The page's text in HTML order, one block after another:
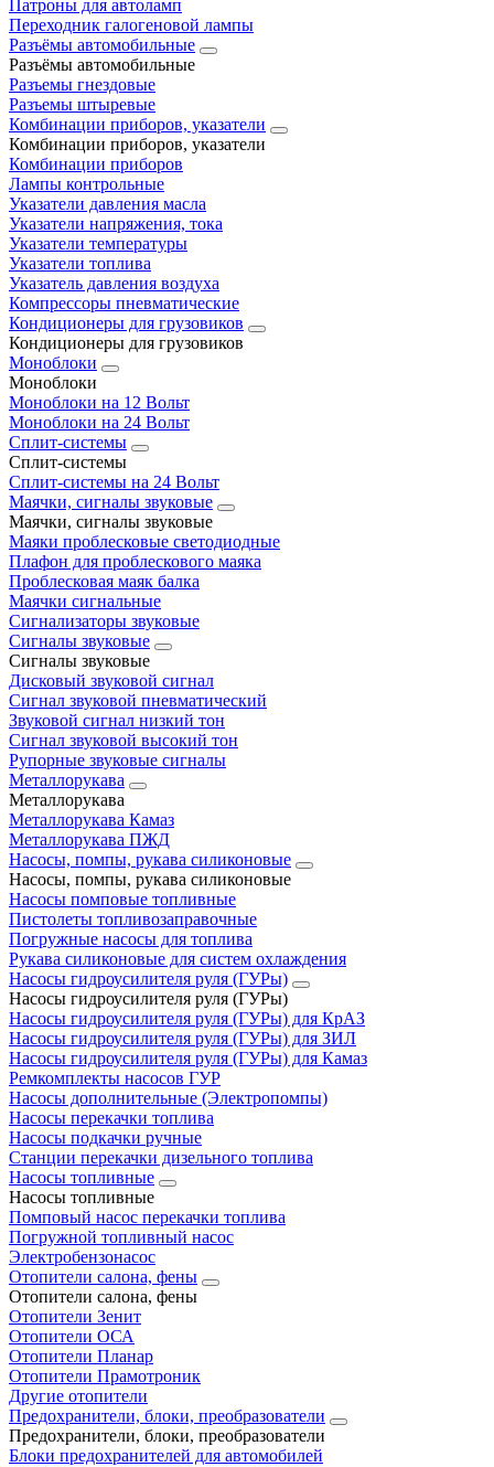
Патроны для автоламп
Переходник галогеновой лампы
Разъёмы автомобильные
Разъёмы автомобильные
Разъемы гнездовые
Разъемы штыревые
Комбинации приборов, указатели
Комбинации приборов, указатели
Комбинации приборов
Лампы контрольные
Указатели давления масла
Указатели напряжения, тока
Указатели температуры
Указатели топлива
Указатель давления воздуха
Компрессоры пневматические
Кондиционеры для грузовиков
Кондиционеры для грузовиков
Моноблоки
Моноблоки
Моноблоки на 12 Вольт
Моноблоки на 24 Вольт
Сплит-системы
Сплит-системы
Сплит‑системы на 24 Вольт
Маячки, сигналы звуковые
Маячки, сигналы звуковые
Маяки проблесковые светодиодные
Плафон для проблескового маяка
Проблесковая маяк балка
Маячки сигнальные
Сигнализаторы звуковые
Сигналы звуковые
Сигналы звуковые
Дисковый звуковой сигнал
Сигнал звуковой пневматический
Звуковой сигнал низкий тон
Сигнал звуковой высокий тон
Рупорные звуковые сигналы
Металлорукава
Металлорукава
Металлорукава Камаз
Металлорукава ПЖД
Насосы, помпы, рукава силиконовые
Насосы, помпы, рукава силиконовые
Насосы помповые топливные
Пистолеты топливозаправочные
Погружные насосы для топлива
Рукава силиконовые для систем охлаждения
Насосы гидроусилителя руля (ГУРы)
Насосы гидроусилителя руля (ГУРы)
Насосы гидроусилителя руля (ГУРы) для КрАЗ
Насосы гидроусилителя руля (ГУРы) для ЗИЛ
Насосы гидроусилителя руля (ГУРы) для Камаз
Ремкомплекты насосов ГУР
Насосы дополнительные (Электропомпы)
Насосы перекачки топлива
Насосы подкачки ручные
Станции перекачки дизельного топлива
Насосы топливные
Насосы топливные
Помповый насос перекачки топлива
Погружной топливный насос
Электробензонасос
Отопители салона, фены
Отопители салона, фены
Отопители Зенит
Отопители ОСА
Отопители Планар
Отопители Прамотроник
Другие отопители
Предохранители, блоки, преобразователи
Предохранители, блоки, преобразователи
Блоки предохранителей для автомобилей